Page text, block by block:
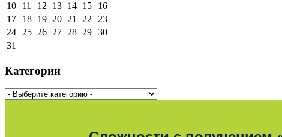
10
11 12 13 14 15
16
17
18 19 20 21 22
23
24
25 26 27 28 29 30
31
Категории